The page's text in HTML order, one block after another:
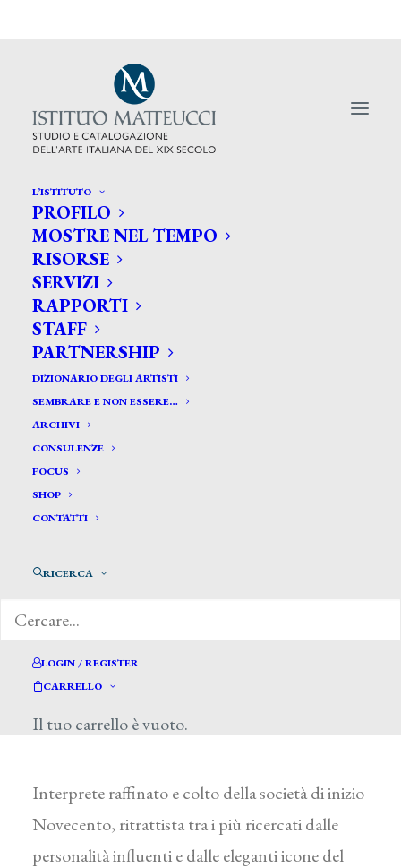
L’ISTITUTO
PROFILO
MOSTRE NEL TEMPO
RISORSE
SERVIZI
RAPPORTI
STAFF
PARTNERSHIP
DIZIONARIO DEGLI ARTISTI
SEMBRARE E NON ESSERE…
ARCHIVI
CONSULENZE
FOCUS
SHOP
CONTATTI
RICERCA
LOGIN / REGISTER
CARRELLO
Il tuo carrello è vuoto.
Corcos. I sogni della Belle
“Corcos. I sogni della Belle Époque “, è la
al 14 dicembre 2014 sarà visitabile a
Interprete raffinato e colto della società di inizio
Novecento, ritrattista tra i più ricercati dalle
personalità influenti e dalle eleganti icone del